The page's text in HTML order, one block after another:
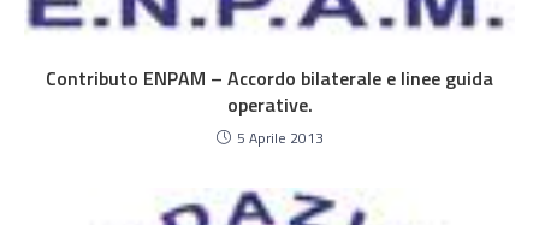
Contributo ENPAM – Accordo bilaterale e linee guida
operative.
5 Aprile 2013